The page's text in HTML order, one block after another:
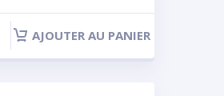
AJOUTER AU PANIER